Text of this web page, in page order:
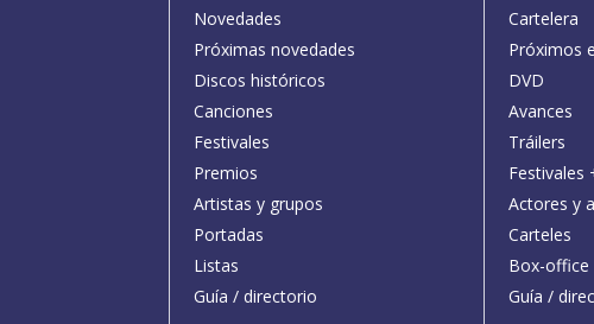
Novedades
Próximas novedades
Discos históricos
Canciones
Festivales
Premios
Artistas y grupos
Portadas
Listas
Guía / directorio
Cartelera
Próximos
DVD
Avances
Tráilers
Festivales
Actores y
Carteles
Box-office
Guía /